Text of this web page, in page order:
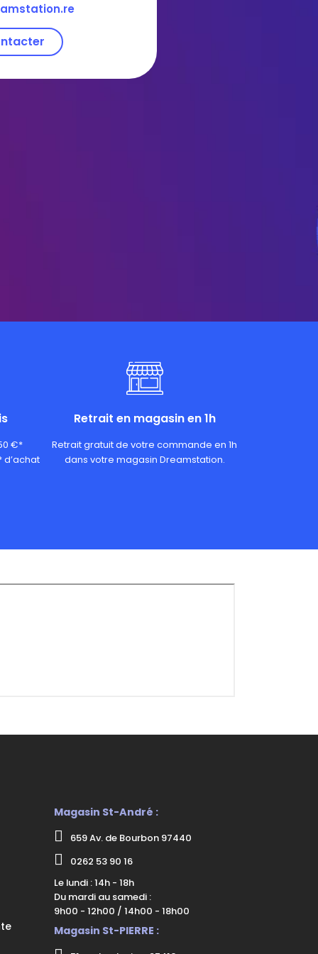
€*
d’achat
Retrait en magasin en 1h
Retrait gratuit de votre commande en 1h
dans votre magasin Dreamstation.
Magasin St-André :
659 Av. de Bourbon 97440
0262 53 90 16
Le lundi : 14h - 18h
Du mardi au samedi :
9h00 - 12h00 / 14h00 - 18h00
Magasin St-PIERRE :